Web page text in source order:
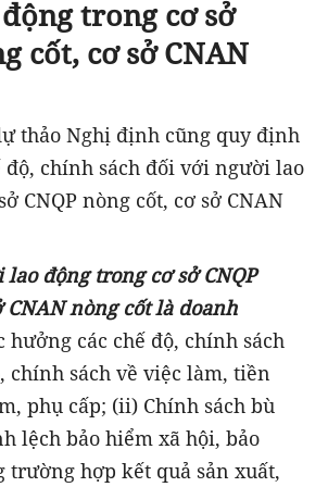
trong cơ sở
cốt, cơ sở CNAN
thảo Nghị định cũng quy định
độ, chính sách đối với người lao
CNQP nòng cốt, cơ sở CNAN
động trong cơ sở CNQP
CNAN nòng cốt là doanh
hưởng các chế độ, chính sách
chính sách về việc làm, tiền
phụ cấp; (ii) Chính sách bù
lệch bảo hiểm xã hội, bảo
trường hợp kết quả sản xuất,